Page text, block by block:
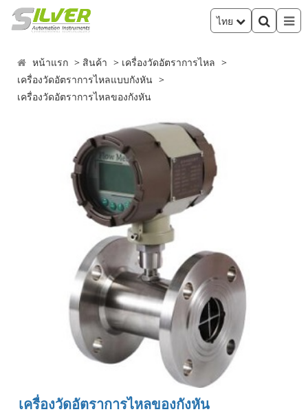
ไทย
หน้าแรก สินค้า
เครื่องวัดอัตราการไหล
เครื่องวัดอัตราการไหลแบบกังหัน
เครื่องวัดอัตราการไหลของกังหัน
เครื่องวัดอัตราการไหลของกังหัน